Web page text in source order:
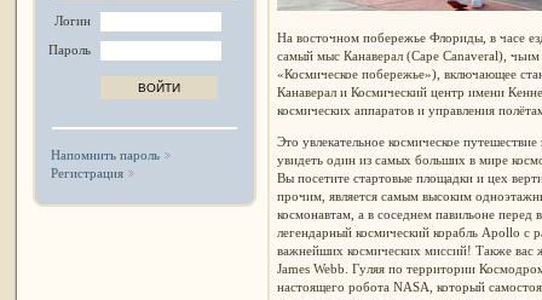
Логин
Пароль
Напомнить пароль
Регистрация
На восточном побережье Флориды, в часе
самый мыс Канаверал (Cape Canaveral),
«Космическое побережье»), включающее
Канаверал и Космический центр имени
космических аппаратов и управления
Это увлекательное космическое
увидеть один из самых больших в мире
Вы посетите стартовые площадки и цех
прочим, является самым высоким
космонавтам, а в соседнем павильоне
легендарный космический корабль Apollo с
важнейших космических миссий! Также вас
James Webb. Гуляя по территории
настоящего робота NASA, который